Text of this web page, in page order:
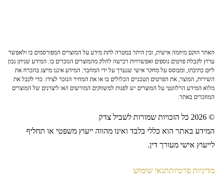
האתר הוקם מיוזמה אישית, ובין היתר במטרה לתת מידע על המוצרים המפורסמים בו ולאפשר
ערוץ לקבלת פרטים נוספים ואפשרויות רכישה לחלק מהמוצרים הנזכרים בו. המידע שניתן נכון
ליום כתיבתו, ומבוסס על מחקר אישי שנערך על ידי המחבר. המידע איננו מייצג בהכרח את
השירות, המוצר, את הפרטים הטכניים הכלולים בו או את המחיר הנזכר לצידו. כדי לקבל את
מלוא המידע הרלוונטי על המוצרים יש לפנות למשווקים המורשים ו/או ליצרנים של המוצרים
המוזכרים באתר.
© 2026 כל הזכויות שמורות לשביל צדק
המידע באתר הוא כללי בלבד ואינו מהווה ייעוץ משפטי או תחליף
לייעוץ אישי מעורך דין.
מדיניות פרטיותתנאי שימוש